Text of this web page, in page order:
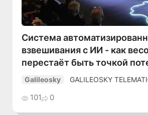
Система
взвешивания с ИИ - как
перестаёт быть точкой
Galileosky GALILEOSKY
101 0